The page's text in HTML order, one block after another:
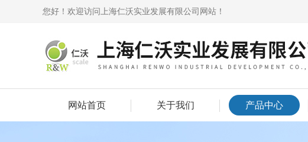
您好！欢迎访问上海仁沃实业发展有限公司网站！
网站首页 关于我们 产品中心